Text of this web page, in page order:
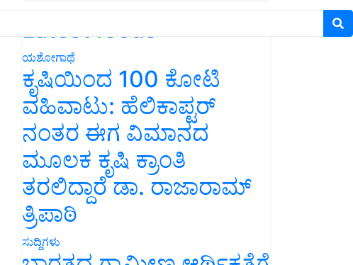
Latest feeds
ಯಶೋಗಾಥೆ
ಕೃಷಿಯಿಂದ 100 ಕೋಟಿ
ವಹಿವಾಟು: ಹೆಲಿಕಾಪ್ಟರ್
ನಂತರ ಈಗ ವಿಮಾನದ
ಮೂಲಕ ಕೃಷಿ ಕ್ರಾಂತಿ
ತರಲಿದ್ದಾರೆ ಡಾ. ರಾಜಾರಾಮ್
ತ್ರಿಪಾಠಿ
ಸುದ್ದಿಗಳು